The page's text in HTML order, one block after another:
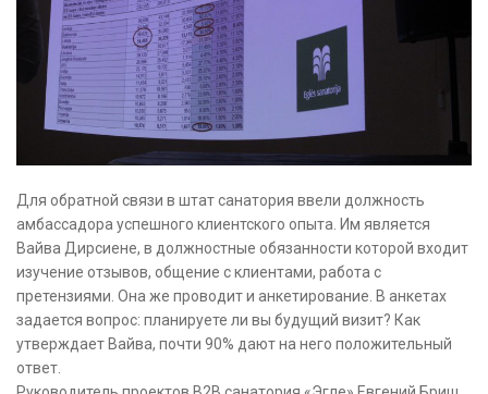
Для обратной связи в штат санатория ввели должность
амбассадора успешного клиентского опыта. Им является
Вайва Дирсиене, в должностные обязанности которой входит
изучение отзывов, общение с клиентами, работа с
претензиями. Она же проводит и анкетирование. В анкетах
задается вопрос: планируете ли вы будущий визит? Как
утверждает Вайва, почти 90% дают на него положительный
ответ.